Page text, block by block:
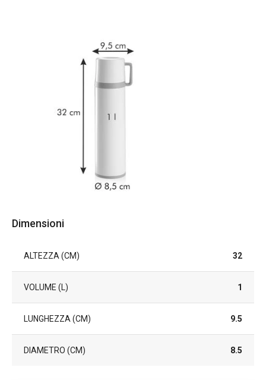
Dimensioni
ALTEZZA (CM) 32
VOLUME (L) 1
LUNGHEZZA (CM) 9.5
DIAMETRO (CM) 8.5